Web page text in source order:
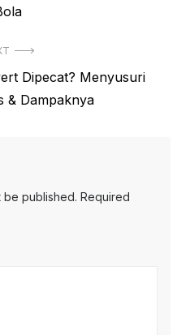
Dipecat? Menyusuri
& Dampaknya
be published. Required